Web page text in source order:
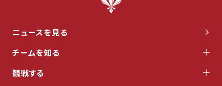
ニュースを見る
チームを知る
観戦する